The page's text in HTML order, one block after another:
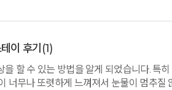
아서 다시 시작할 수 있는 '힘빼는 용기'를
이 후기 (1)
할 수 있는 방법을 알게 되었습니다. 특
너무나 또렷하게 느껴져서 눈물이 멈추질